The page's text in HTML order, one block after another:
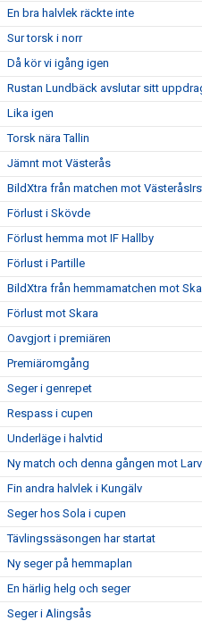
En bra halvlek räckte inte
Sur torsk i norr
Då kör vi igång igen
Rustan Lundbäck avslutar sitt
Lika igen
Torsk nära Tallin
Jämnt mot Västerås
BildXtra från matchen mot
Förlust i Skövde
Förlust hemma mot IF Hallby
Förlust i Partille
BildXtra från hemmamatchen mot
Förlust mot Skara
Oavgjort i premiären
Premiäromgång
Seger i genrepet
Respass i cupen
Underläge i halvtid
Ny match och denna gången mot
Fin andra halvlek i Kungälv
Seger hos Sola i cupen
Tävlingssäsongen har startat
Ny seger på hemmaplan
En härlig helg och seger
Seger i Alingsås